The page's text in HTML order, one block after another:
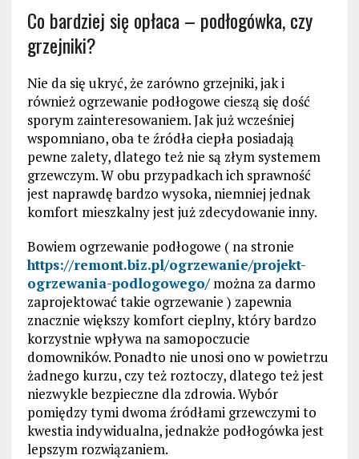
Co bardziej się opłaca – podłogówka, czy
grzejniki?
Nie da się ukryć, że zarówno grzejniki, jak i
również ogrzewanie podłogowe cieszą się dość
sporym zainteresowaniem. Jak już wcześniej
wspomniano, oba te źródła ciepła posiadają
pewne zalety, dlatego też nie są złym systemem
grzewczym. W obu przypadkach ich sprawność
jest naprawdę bardzo wysoka, niemniej jednak
komfort mieszkalny jest już zdecydowanie inny.
Bowiem ogrzewanie podłogowe ( na stronie
https://remont.biz.pl/ogrzewanie/projekt-
ogrzewania-podlogowego/można za darmo
zaprojektować takie ogrzewanie ) zapewnia
znacznie większy komfort cieplny, który bardzo
korzystnie wpływa na samopoczucie
domowników. Ponadto nie unosi ono w powietrzu
żadnego kurzu, czy też roztoczy, dlatego też jest
niezwykle bezpieczne dla zdrowia. Wybór
pomiędzy tymi dwoma źródłami grzewczymi to
kwestia indywidualna, jednakże podłogówka jest
lepszym rozwiązaniem.